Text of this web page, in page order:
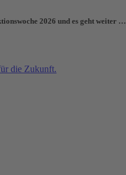
2026 und es geht weiter …